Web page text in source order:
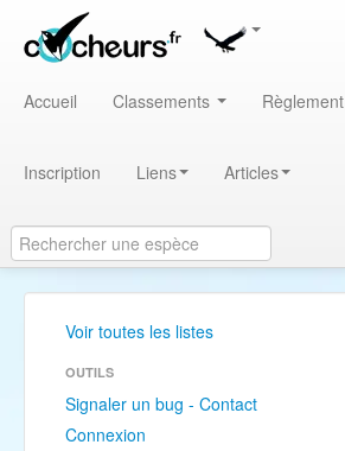
Accueil Classements Règlement
Inscription Liens Articles
Voir toutes les listes
OUTILS
Signaler un bug - Contact
Connexion